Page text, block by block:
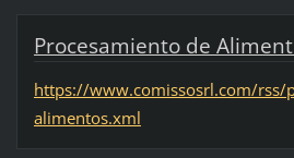
Procesamiento de
https://www.comissosrl.com/rss/
alimentos.xml